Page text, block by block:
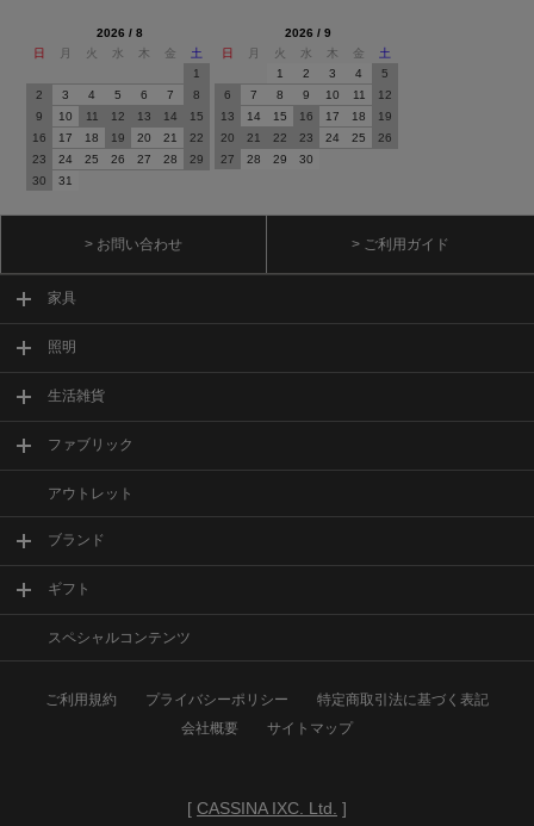
2026 / 8
日
月 火 水 木 金
土
1
2
3 4 5 6 7
8
9
10 11 12 13 14
15
16
17 18 19 20 21
22
23
24 25 26 27 28
29
30
31
2026 / 9
日
月 火 水 木 金
土
1
2 3 4
5
6
7 8 9 10 11
12
13
14 15 16 17 18
19
20
21 22 23 24 25
26
27
28 29 30
> お問い合わせ > ご利用ガイド
家具
照明
生活雑貨
ファブリック
アウトレット
ブランド
ギフト
スペシャルコンテンツ
ご利用規約 プライバシーポリシー
特定商取引法に基づく表記
会社概要
サイトマップ
[ CASSINA IXC. Ltd. ]